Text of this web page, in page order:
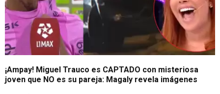
¡Ampay! Miguel Trauco es CAPTADO con misteriosa
joven que NO es su pareja: Magaly revela imágenes